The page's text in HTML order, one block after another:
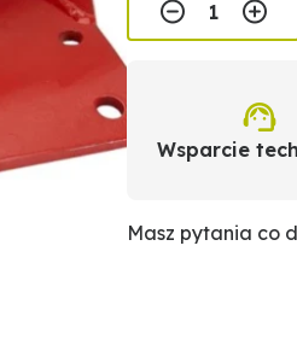
Wsparcie
Masz pytania co